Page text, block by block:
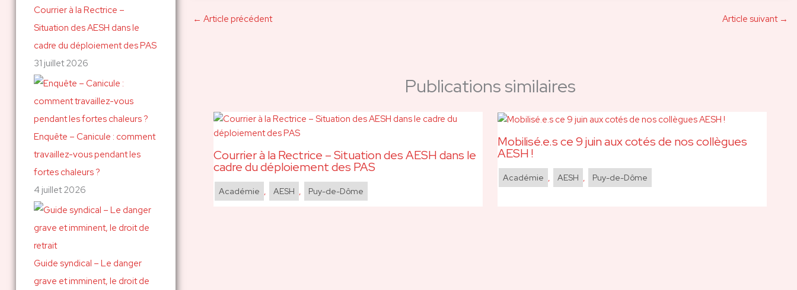
e
r
:
Courrier à la Rectrice –
Situation des AESH dans le
cadre du déploiement des PAS
31 juillet 2026
Enquête – Canicule : comment
travaillez-vous pendant les
fortes chaleurs ?
4 juillet 2026
Guide syndical – Le danger
grave et imminent, le droit de
← Article précédent Article suivant →
Publications similaires
Courrier à la Rectrice – Situation des AESH dans le
cadre du déploiement des PAS
Académie , AESH , Puy-de-Dôme
Mobilisé.e.s ce 9 juin aux cotés de nos collègues
AESH !
Académie , AESH , Puy-de-Dôme